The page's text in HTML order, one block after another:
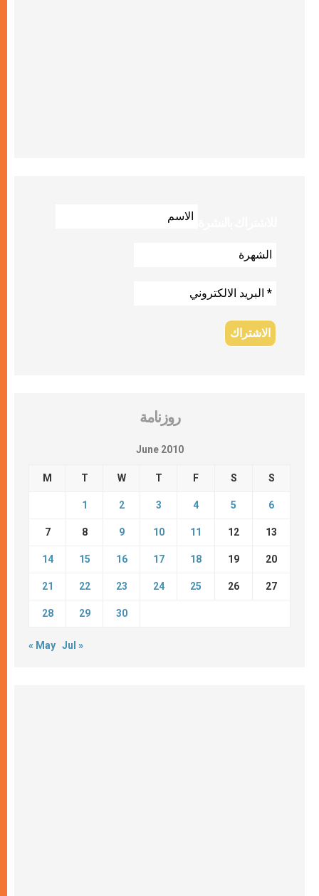
روزنامة
June 2010
M T W T F S S
1 2 3 4 5 6
7 8 9 10 11 12 13
14 15 16 17 18 19 20
21 22 23 24 25 26 27
28 29 30
« May Jul »